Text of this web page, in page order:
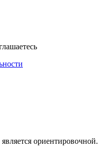
ориентировочной.